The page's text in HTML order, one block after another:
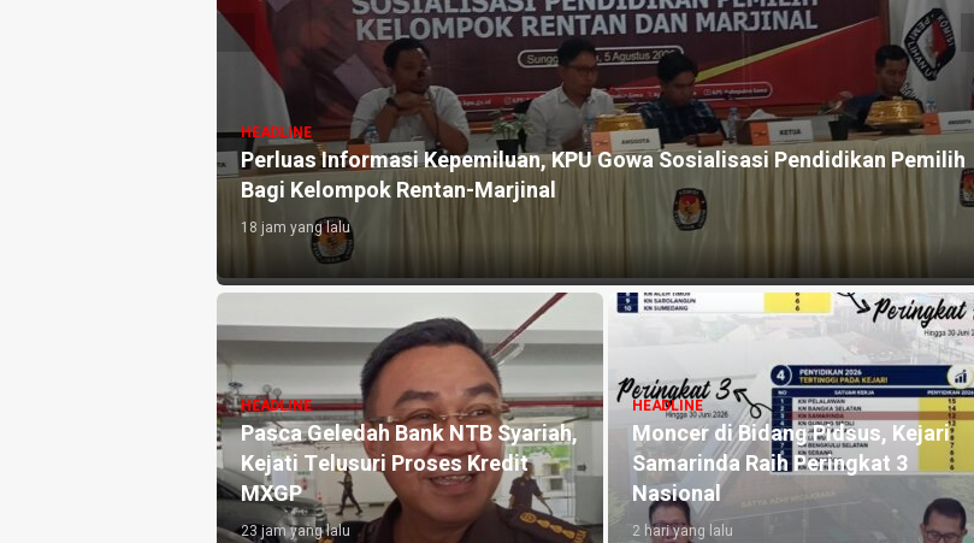
HEADLINE
Perluas Informasi Kepemiluan, KPU Gowa Sosialisasi Pendidikan Pemilih
Bagi Kelompok Rentan-Marjinal
18 jam yang lalu
HEADLINE
Pasca Geledah Bank NTB Syariah,
Kejati Telusuri Proses Kredit
MXGP
23 jam yang lalu
HEADLINE
Moncer di Bidang Pidsus, Kejari
Samarinda Raih Peringkat 3
Nasional
2 hari yang lalu